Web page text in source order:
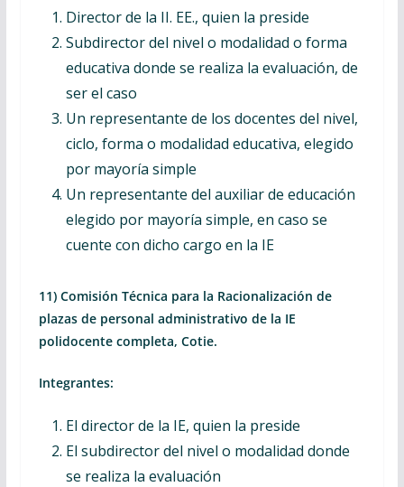
Director de la II. EE., quien la preside
Subdirector del nivel o modalidad o forma
educativa donde se realiza la evaluación, de
ser el caso
Un representante de los docentes del nivel,
ciclo, forma o modalidad educativa, elegido
por mayoría simple
Un representante del auxiliar de educación
elegido por mayoría simple, en caso se
cuente con dicho cargo en la IE
11) Comisión Técnica para la Racionalización de
plazas de personal administrativo de la IE
polidocente completa, Cotie.
Integrantes:
El director de la IE, quien la preside
El subdirector del nivel o modalidad donde
se realiza la evaluación